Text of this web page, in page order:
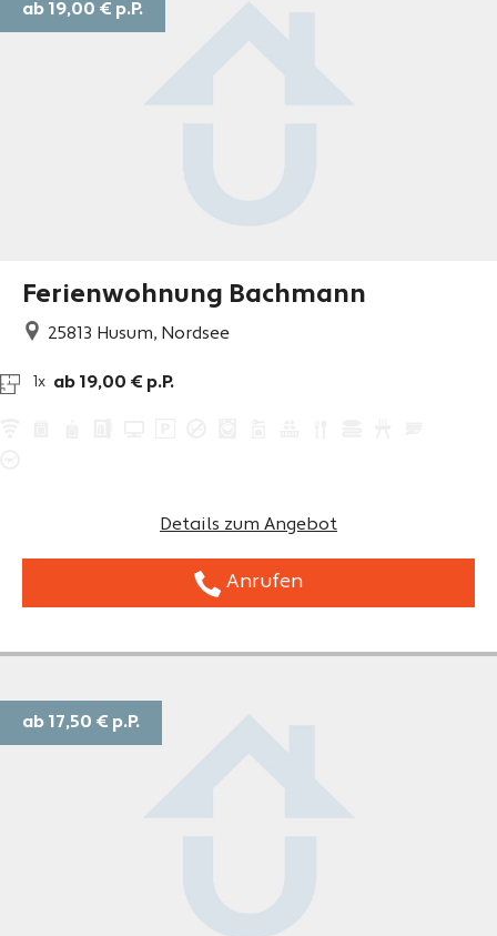
Ferienwohnung Bachmann
25813 Husum, Nordsee
1x ab 19,00 € p.P.
Details zum Angebot
Anrufen
ab 19,00 € p.P.
ab 17,50 € p.P.